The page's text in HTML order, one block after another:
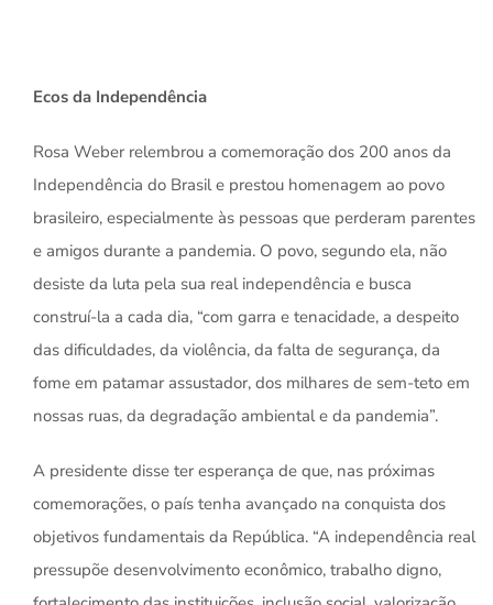
Ecos da Independência
Rosa Weber relembrou a comemoração dos 200 anos da
Independência do Brasil e prestou homenagem ao povo
brasileiro, especialmente às pessoas que perderam parentes
e amigos durante a pandemia. O povo, segundo ela, não
desiste da luta pela sua real independência e busca
construí-la a cada dia, “com garra e tenacidade, a despeito
das dificuldades, da violência, da falta de segurança, da
fome em patamar assustador, dos milhares de sem-teto em
nossas ruas, da degradação ambiental e da pandemia”.
A presidente disse ter esperança de que, nas próximas
comemorações, o país tenha avançado na conquista dos
objetivos fundamentais da República. “A independência real
pressupõe desenvolvimento econômico, trabalho digno,